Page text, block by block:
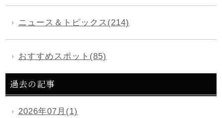
ニュース＆トピックス(214)
おすすめスポット(85)
過去の記事
2026年07月(1)